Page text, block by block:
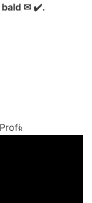
bald ✉ ✔️.